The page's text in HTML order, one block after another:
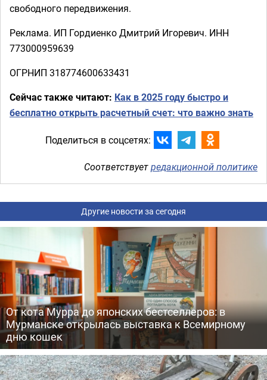
свободного передвижения.
Реклама. ИП Гордиенко Дмитрий Игоревич. ИНН
773000959639
ОГРНИП 318774600633431
Сейчас также читают: Как в 2025 году быстро и
бесплатно открыть расчетный счет: что важно знать
Поделиться в соцсетях:
Соответствуетредакционной политике
Другие новости за сегодня
От кота Мурра до японских бестселлеров: в
Мурманске открылась выставка к Всемирному
дню кошек